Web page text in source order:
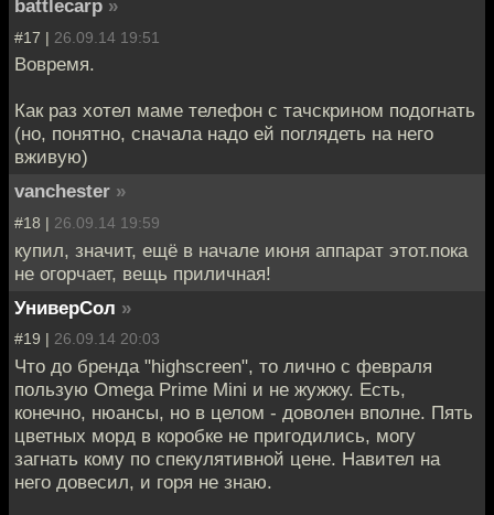
battlecarp »
#17 | 26.09.14 19:51
Вовремя.
Как раз хотел маме телефон с тачскрином подогнать
(но, понятно, сначала надо ей поглядеть на него
вживую)
vanchester »
#18 | 26.09.14 19:59
купил, значит, ещё в начале июня аппарат этот.пока
не огорчает, вещь приличная!
УниверСол »
#19 | 26.09.14 20:03
Что до бренда "highscreen", то лично с февраля
пользую Omega Prime Mini и не жужжу. Есть,
конечно, нюансы, но в целом - доволен вполне. Пять
цветных морд в коробке не пригодились, могу
загнать кому по спекулятивной цене. Навител на
него довесил, и горя не знаю.